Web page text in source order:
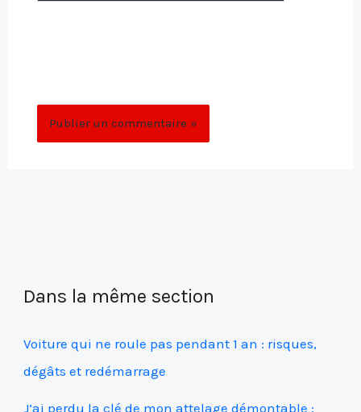
Dans la même section
Voiture qui ne roule pas pendant 1 an : risques,
dégâts et redémarrage
J’ai perdu la clé de mon attelage démontable :